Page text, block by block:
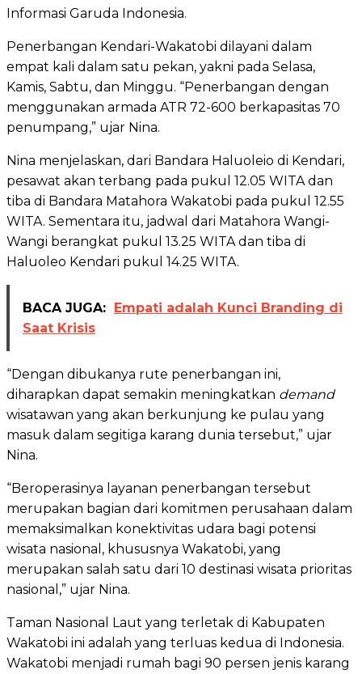
Informasi Garuda Indonesia.
Penerbangan Kendari-Wakatobi dilayani dalam
empat kali dalam satu pekan, yakni pada Selasa,
Kamis, Sabtu, dan Minggu. “Penerbangan dengan
menggunakan armada ATR 72-600 berkapasitas 70
penumpang,” ujar Nina.
Nina menjelaskan, dari Bandara Haluoleio di Kendari,
pesawat akan terbang pada pukul 12.05 WITA dan
tiba di Bandara Matahora Wakatobi pada pukul 12.55
WITA. Sementara itu, jadwal dari Matahora Wangi-
Wangi berangkat pukul 13.25 WITA dan tiba di
Haluoleo Kendari pukul 14.25 WITA.
BACA JUGA: Empati adalah Kunci Branding di
Saat Krisis
“Dengan dibukanya rute penerbangan ini,
diharapkan dapat semakin meningkatkan demand
wisatawan yang akan berkunjung ke pulau yang
masuk dalam segitiga karang dunia tersebut,” ujar
Nina.
“Beroperasinya layanan penerbangan tersebut
merupakan bagian dari komitmen perusahaan dalam
memaksimalkan konektivitas udara bagi potensi
wisata nasional, khususnya Wakatobi, yang
merupakan salah satu dari 10 destinasi wisata prioritas
nasional,” ujar Nina.
Taman Nasional Laut yang terletak di Kabupaten
Wakatobi ini adalah yang terluas kedua di Indonesia.
Wakatobi menjadi rumah bagi 90 persen jenis karang